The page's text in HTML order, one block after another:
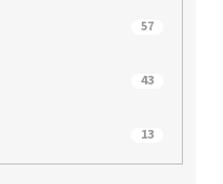
57
43
13